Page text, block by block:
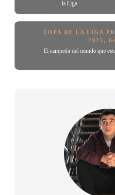
la Liga
COPA DE LA LIGA
2025 ,
El campeón del mundo que